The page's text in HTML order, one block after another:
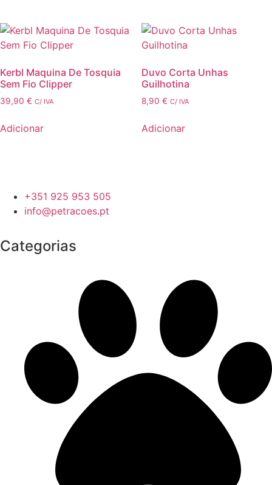
The
options
be
chosen
on
product
Kerbl Maquina De Tosquia
Sem Fio Clipper
39,90 € C/ IVA
Adicionar
Duvo Corta Unhas
Guilhotina
8,90 € C/ IVA
Adicionar
+351 925 953 505
info@petracoes.pt
Categorias